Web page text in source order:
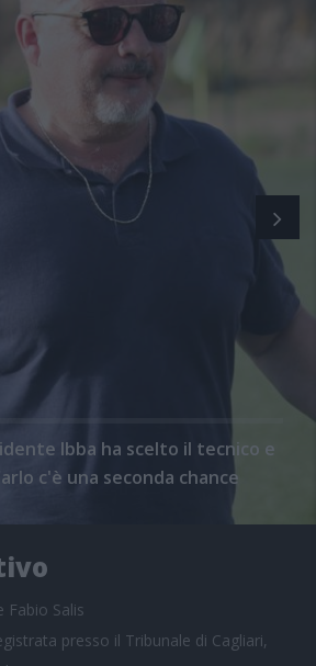
Ibba ha scelto il tecnico e
c'è una seconda chance
Fabio Salis
presso il Tribunale di Cagliari,